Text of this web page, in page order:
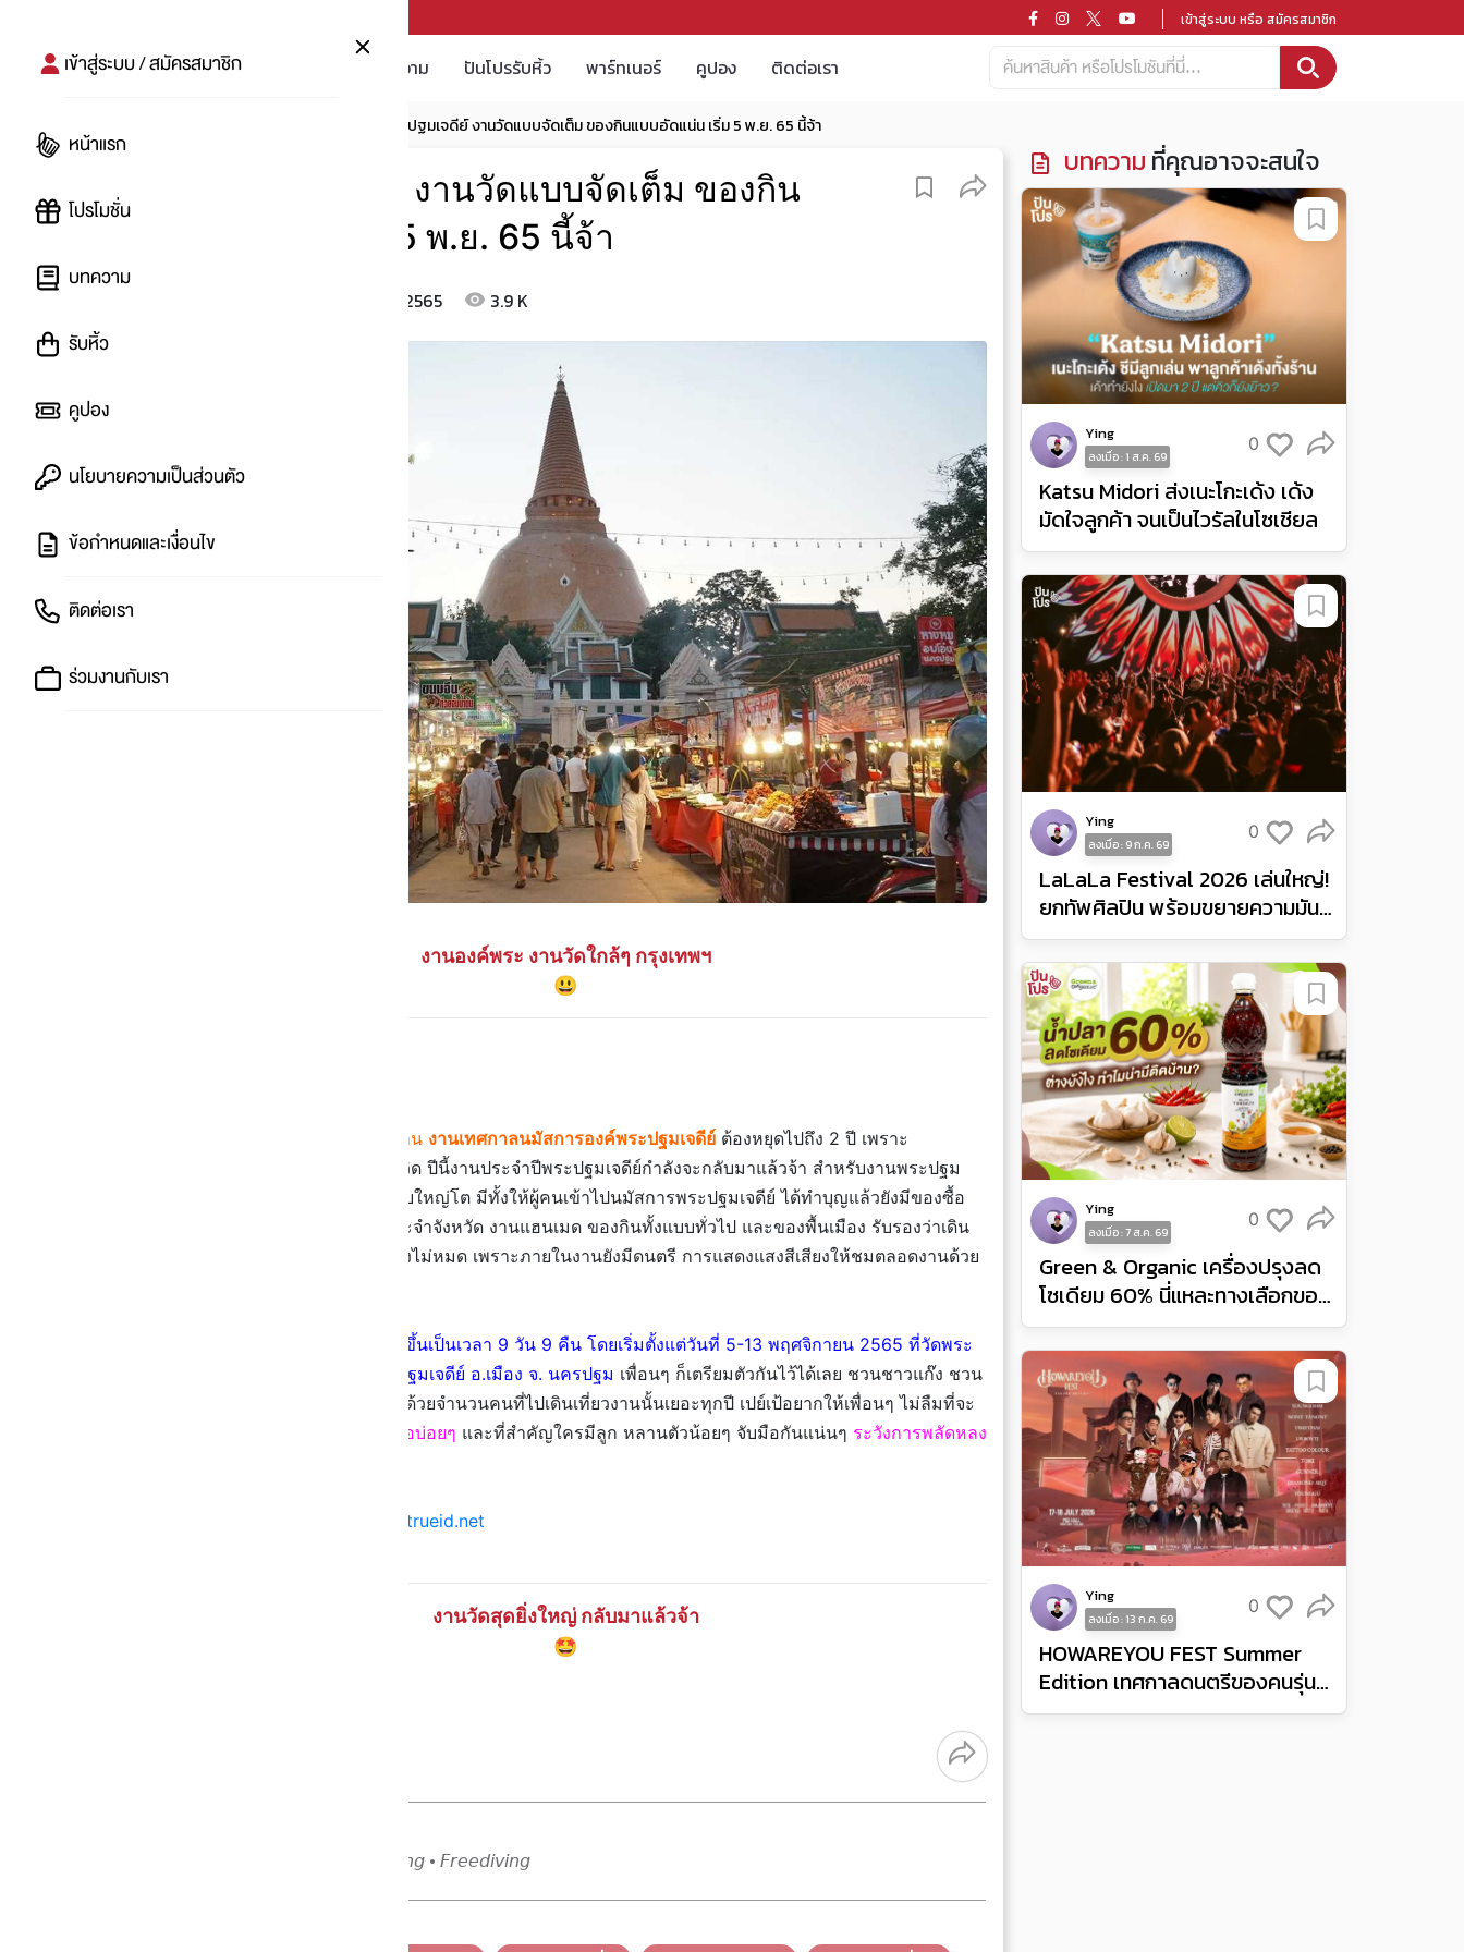
เข้าสู่ระบบ หรือ สมัครสมาชิก
บทความ ปันโปรรับหิ้ว พาร์ทเนอร์ คูปอง ติดต่อเรา
เข้าสู่ระบบ / สมัครสมาชิก
หน้าแรก
โปรโมชั่น
บทความ
รับหิ้ว
คูปอง
นโยบายความเป็นส่วนตัว
ข้อกำหนดและเงื่อนไข
ติดต่อเรา
ร่วมงานกับเรา
งานพระปฐมเจดีย์ งานวัดแบบจัดเต็ม ของกินแบบอัดแน่น เริ่ม 5 พ.ย. 65 นี้จ้า
งานพระปฐมเจดีย์ งานวัดแบบจัดเต็ม ของกิน
แบบอัดแน่น เริ่ม 5 พ.ย. 65 นี้จ้า
30 ก.ย. 2565 3.9 K
งานองค์พระ งานวัดใกล้ๆ กรุงเทพฯ
😃
หรืองาน งานเทศกาลนมัสการองค์พระปฐมเจดีย์ ต้องหยุดไปถึง 2 ปี เพราะ
สถานการณ์การระบาดของโรคโควิด ปีนี้งานประจำปีพระปฐมเจดีย์กำลังจะกลับมาแล้วจ้า สำหรับงานพระปฐม
เจดีย์นี้ก็จะจัดเป็นประจำทุกปี จัดแบบใหญ่โต มีทั้งให้ผู้คนเข้าไปนมัสการพระปฐมเจดีย์ ได้ทำบุญแล้วยังมีของซื้อ
ของขายจัดเต็ม ทั้งของใช้ ของดีประจำจังหวัด งานแฮนเมด ของกินทั้งแบบทั่วไป และของพื้นเมือง รับรองว่าเดิน
เพลิน อิ่มบุญและอิ่มท้องแน่นอน ยังไม่หมด เพราะภายในงานยังมีดนตรี การแสดงแสงสีเสียงให้ชมตลอดงานด้วย
จะจัดขึ้นเป็นเวลา 9 วัน 9 คืน โดยเริ่มตั้งแต่วันที่ 5-13 พฤศจิกายน 2565 ที่วัดพระ
ปฐมเจดีย์ ราชวรมหาวิหาร ต.พระปฐมเจดีย์ อ.เมือง จ. นครปฐม เพื่อนๆ ก็เตรียมตัวกันไว้ได้เลย ชวนชาวแก๊ง ชวน
ครอบครัว หรือจะชวนแฟนก็ไม่ขัด ด้วยจำนวนคนที่ไปเดินเที่ยวงานนั้นเยอะทุกปี เปย์เป้อยากให้เพื่อนๆ ไม่ลืมที่จะ
สวมหน้ากาก ล้างมือบ่อยๆ และที่สำคัญใครมีลูก หลานตัวน้อยๆ จับมือกันแน่นๆ ระวังการพลัดหลง
travel.trueid.net
งานวัดสุดยิ่งใหญ่ กลับมาแล้วจ้า
🤩
ฺ𝘉𝘰𝘰𝘬 • 𝘊𝘰𝘧𝘧𝘦𝘦 • 𝘞𝘢𝘭𝘬𝘪𝘯𝘨 • 𝘍𝘳𝘦𝘦𝘥𝘪𝘷𝘪𝘯𝘨
บทความ ที่คุณอาจจะสนใจ
Ying
ลงเมื่อ : 1 ส.ค. 69
Katsu Midori ส่งเนะโกะเด้ง เด้ง
มัดใจลูกค้า จนเป็นไวรัลในโซเชียล
0
Ying
ลงเมื่อ : 9 ก.ค. 69
LaLaLa Festival 2026 เล่นใหญ่!
ยกทัพศิลปิน พร้อมขยายความมันส์
จากอินโดนีเซียสู่ฟิลิปปินส์
0
Ying
ลงเมื่อ : 7 ส.ค. 69
Green & Organic เครื่องปรุงลด
โซเดียม 60% นี่แหละทางเลือกของ
คนเป็นโรคไต
0
Ying
ลงเมื่อ : 13 ก.ค. 69
HOWAREYOU FEST Summer
Edition เทศกาลดนตรีของคนรุ่น
ใหม่ ยกไวบส์เฟสติวัลและปาร์ตี้มา
0